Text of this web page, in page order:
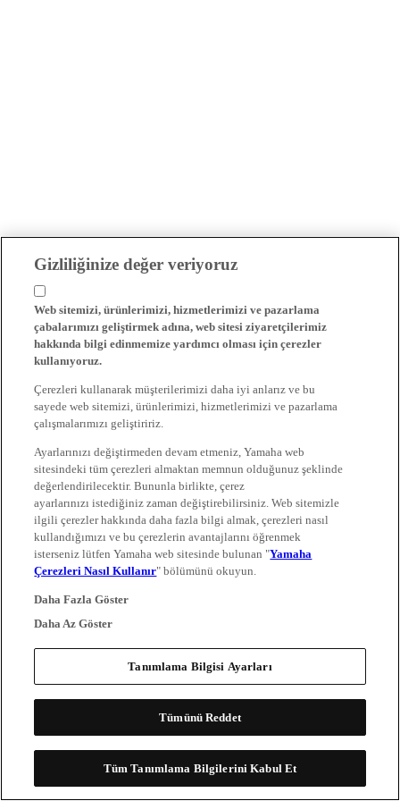
Gizliliğinize değer veriyoruz
Web sitemizi, ürünlerimizi, hizmetlerimizi ve pazarlama
çabalarımızı geliştirmek adına, web sitesi ziyaretçilerimiz
hakkında bilgi edinmemize yardımcı olması için çerezler
kullanıyoruz.
Çerezleri kullanarak müşterilerimizi daha iyi anlarız ve bu
sayede web sitemizi, ürünlerimizi, hizmetlerimizi ve pazarlama
çalışmalarımızı geliştiririz.
Ayarlarınızı değiştirmeden devam etmeniz, Yamaha web
sitesindeki tüm çerezleri almaktan memnun olduğunuz şeklinde
değerlendirilecektir. Bununla birlikte, çerez
ayarlarınızı istediğiniz zaman değiştirebilirsiniz. Web sitemizle
ilgili çerezler hakkında daha fazla bilgi almak, çerezleri nasıl
kullandığımızı ve bu çerezlerin avantajlarını öğrenmek
isterseniz lütfen Yamaha web sitesinde bulunan "Yamaha
Çerezleri Nasıl Kullanır" bölümünü okuyun.
Daha Fazla Göster
Daha Az Göster
Tanımlama Bilgisi Ayarları
Tümünü Reddet
Tüm Tanımlama Bilgilerini Kabul Et